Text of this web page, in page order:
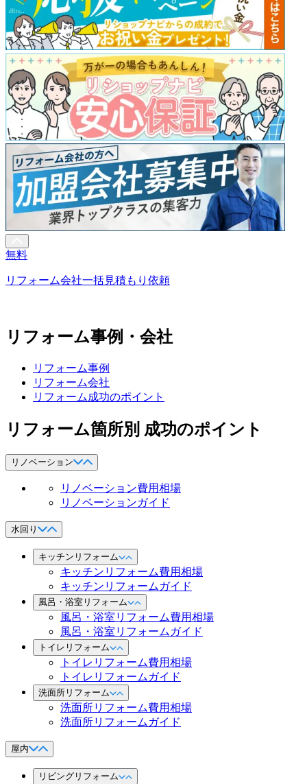
無料
リフォーム会社一括見積もり依頼
リフォーム事例・会社
リフォーム事例
リフォーム会社
リフォーム成功のポイント
リフォーム箇所別 成功のポイント
リノベーション
リノベーション費用相場
リノベーションガイド
水回り
キッチンリフォーム
キッチンリフォーム費用相場
キッチンリフォームガイド
風呂・浴室リフォーム
風呂・浴室リフォーム費用相場
風呂・浴室リフォームガイド
トイレリフォーム
トイレリフォーム費用相場
トイレリフォームガイド
洗面所リフォーム
洗面所リフォーム費用相場
洗面所リフォームガイド
屋内
リビングリフォーム